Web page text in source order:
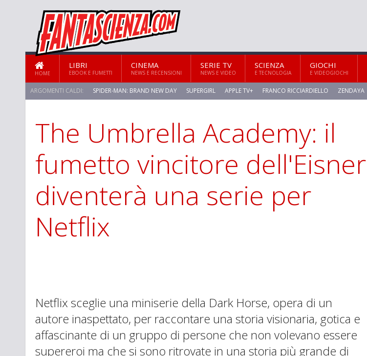
HOME
LIBRI
EBOOK E FUMETTI
CINEMA
NEWS E RECENSIONI
SERIE TV
NEWS E VIDEO
SCIENZA
E TECNOLOGIA
GIOCHI
E VIDEOGIOCHI
ARGOMENTI CALDI: SPIDER-MAN: BRAND NEW DAY SUPERGIRL APPLE TV+ FRANCO RICCIARDIELLO ZENDAYA
The Umbrella Academy: il
fumetto vincitore dell'Eisner
diventerà una serie per
Netflix
Netflix sceglie una miniserie della Dark Horse, opera di un
autore inaspettato, per raccontare una storia visionaria, gotica e
affascinante di un gruppo di persone che non volevano essere
supereroi ma che si sono ritrovate in una storia più grande di